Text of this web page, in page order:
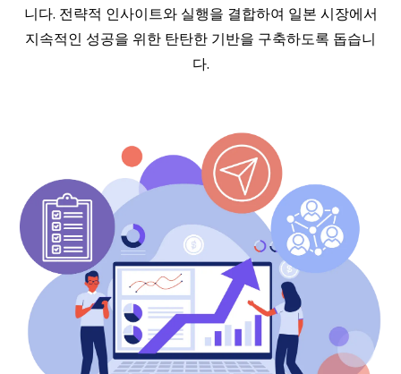
니다. 전략적 인사이트와 실행을 결합하여 일본 시장에서
지속적인 성공을 위한 탄탄한 기반을 구축하도록 돕습니
다.